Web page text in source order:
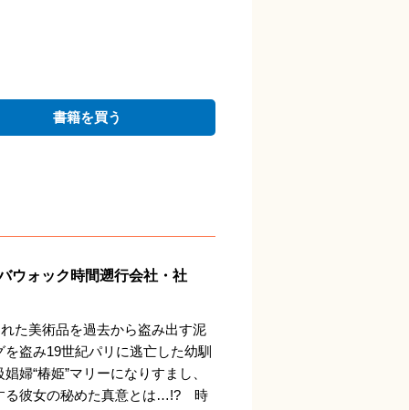
書籍を買う
ウォック時間遡行会社・社
た美術品を過去から盗み出す泥
盗み19世紀パリに逃亡した幼馴
婦“椿姫”マリーになりすまし、
る彼女の秘めた真意とは…!? 時